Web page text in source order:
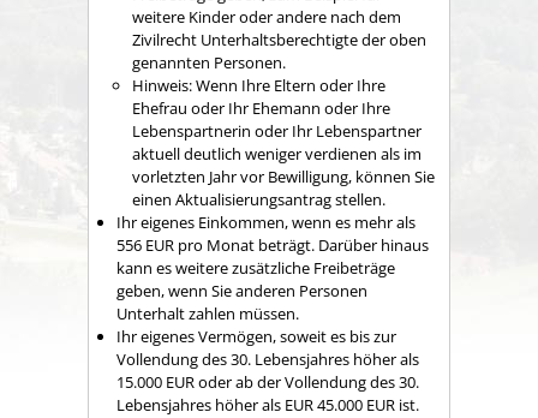
weitere Kinder oder andere nach dem
Zivilrecht Unterhaltsberechtigte der oben
genannten Personen.
Hinweis: Wenn Ihre Eltern oder Ihre
Ehefrau oder Ihr Ehemann oder Ihre
Lebenspartnerin oder Ihr Lebenspartner
aktuell deutlich weniger verdienen als im
vorletzten Jahr vor Bewilligung, können Sie
einen Aktualisierungsantrag stellen.
Ihr eigenes Einkommen, wenn es mehr als
556 EUR pro Monat beträgt. Darüber hinaus
kann es weitere zusätzliche Freibeträge
geben, wenn Sie anderen Personen
Unterhalt zahlen müssen.
Ihr eigenes Vermögen, soweit es bis zur
Vollendung des 30. Lebensjahres höher als
15.000 EUR oder ab der Vollendung des 30.
Lebensjahres höher als EUR 45.000 EUR ist.